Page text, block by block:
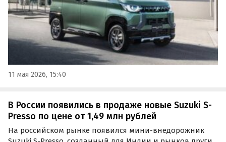
11 мая 2026, 15:40
В России появились в продаже новые Suzuki S-
Presso по цене от 1,49 млн рублей
На российском рынке появился мини-внедорожник